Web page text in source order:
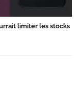
limiter les stocks